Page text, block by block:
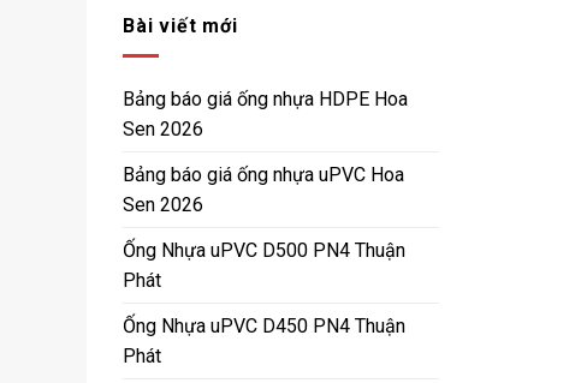
Bài viết mới
Bảng báo giá ống nhựa HDPE Hoa
Sen 2026
Bảng báo giá ống nhựa uPVC Hoa
Sen 2026
Ống Nhựa uPVC D500 PN4 Thuận
Phát
Ống Nhựa uPVC D450 PN4 Thuận
Phát